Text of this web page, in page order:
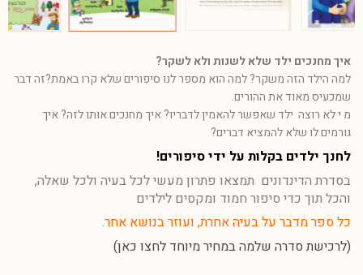
איך מחנכים ילד שלא לשנות ולא לשקר?
למה הילד הזה משקר? למה הוא מספר לנו סיפורים שלא קרו באמת?זה דבר
שמכעיס מאוד את ההורים.
מ י לא רוצה ילד שאפשר להאמין לדבריו? איך מחנכים אותו לזה? איך
גורמים לו שלא להמציא דברים?
לחנך ילדים בקלות על ידי סיפורים!
בסדרת הדינדונים תמצאו פתרון מעשי לכל בעיה ולכל שאלה,
והכל תוך כדי סיפור חמוד ומקסים לילדים
כל ספר מדבר על בעיה אחרת, ועוזר בנושא אחר.
(לרכישת סדרה שלמה במחיר מיוחד לחצו כאן)